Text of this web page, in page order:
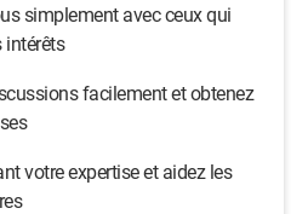
simplement avec ceux qui
intérêts
facilement et obtenez
votre expertise et aidez les